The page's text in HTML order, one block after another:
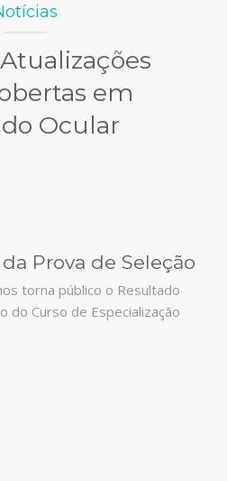
em
Ocular
Prova de Seleção
torna público o Resultado
do Curso de Especialização